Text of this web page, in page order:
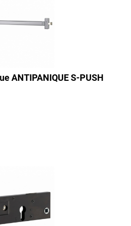
ANTIPANIQUE S-PUSH